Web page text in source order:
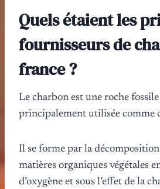
Quels étaient les
fournisseurs de
france ?
Le charbon est une roche
principalement utilisée comme
Il se forme par la
matières organiques végétales
d’oxygène et sous l’effet de la